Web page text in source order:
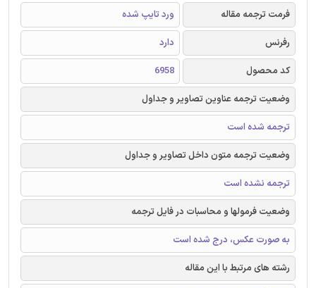
فرمت ترجمه مقاله
ورد تایپ شده
رفرنس
دارد
کد محصول
6958
وضعیت ترجمه عناوین تصاویر و جداول
ترجمه شده است
وضعیت ترجمه متون داخل تصاویر و جداول
ترجمه نشده است
وضعیت فرمولها و محاسبات در فایل ترجمه
به صورت عکس، درج شده است
رشته های مرتبط با این مقاله